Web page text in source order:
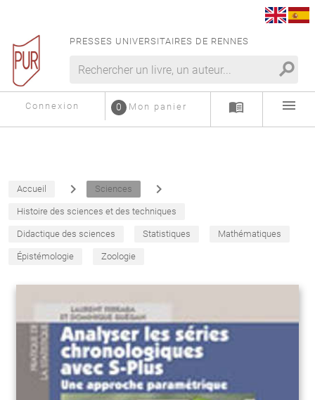
PRESSES UNIVERSITAIRES DE RENNES
search
Connexion Mon panier
0 menu_book menu
Accueil navigate_next Sciences navigate_next
Histoire des sciences et des techniques
Didactique des sciences Statistiques Mathématiques
Épistémologie Zoologie